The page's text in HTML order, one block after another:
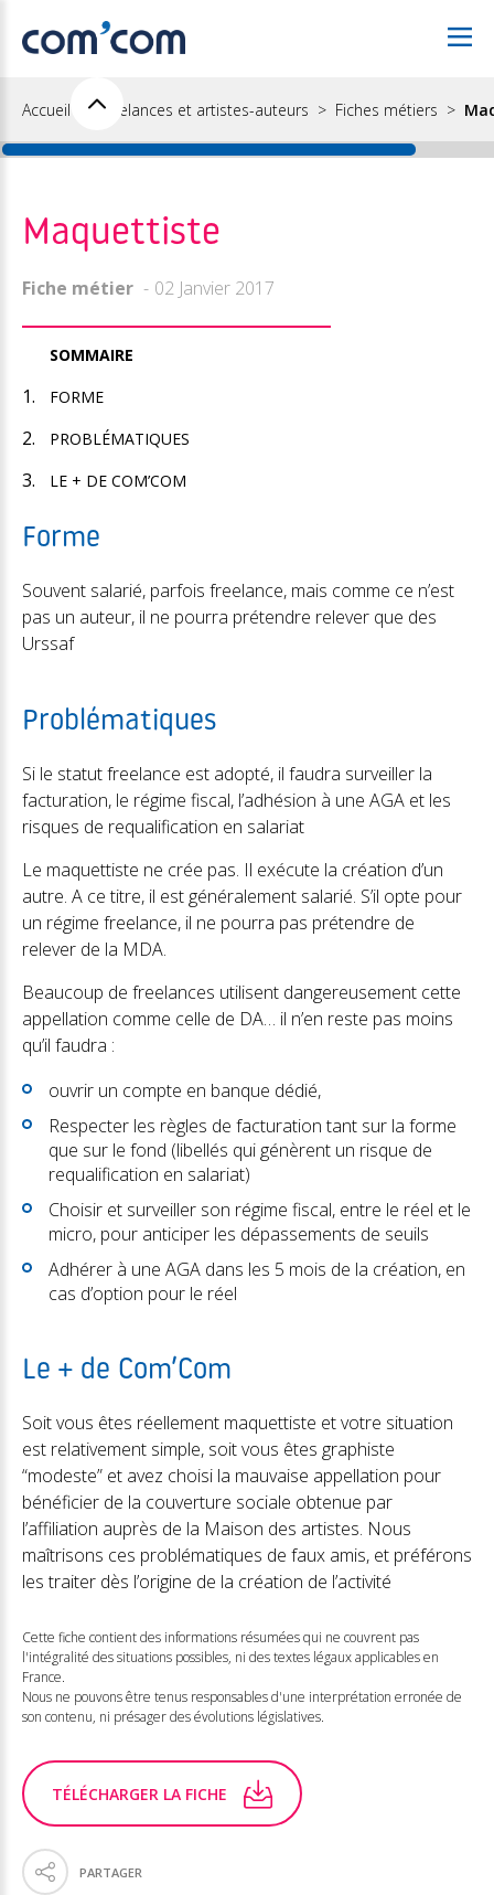
Accueil Freelances et artistes-auteurs Fiches métiers
Maquettiste
Fiche métier 02 Janvier 2017
SOMMAIRE
FORME
PROBLÉMATIQUES
LE + DE COM’COM
Forme
Souvent salarié, parfois freelance, mais comme ce n’est
pas un auteur, il ne pourra prétendre relever que des
Urssaf
Problématiques
Si le statut freelance est adopté, il faudra surveiller la
facturation, le régime fiscal, l’adhésion à une AGA et les
risques de requalification en salariat
Le maquettiste ne crée pas. Il exécute la création d’un
autre. A ce titre, il est généralement salarié. S’il opte pour
un régime freelance, il ne pourra pas prétendre de
relever de la MDA.
Beaucoup de freelances utilisent dangereusement cette
appellation comme celle de DA… il n’en reste pas moins
qu’il faudra :
ouvrir un compte en banque dédié,
Respecter les règles de facturation tant sur la forme
que sur le fond (libellés qui génèrent un risque de
requalification en salariat)
Choisir et surveiller son régime fiscal, entre le réel et le
micro, pour anticiper les dépassements de seuils
Adhérer à une AGA dans les 5 mois de la création, en
cas d’option pour le réel
Le + de Com’Com
Soit vous êtes réellement maquettiste et votre situation
est relativement simple, soit vous êtes graphiste
“modeste” et avez choisi la mauvaise appellation pour
bénéficier de la couverture sociale obtenue par
l’affiliation auprès de la Maison des artistes. Nous
maîtrisons ces problématiques de faux amis, et préférons
les traiter dès l’origine de la création de l’activité
Cette fiche contient des informations résumées qui ne couvrent pas
l'intégralité des situations possibles, ni des textes légaux applicables en
France.
Nous ne pouvons être tenus responsables d'une interprétation erronée de
son contenu, ni présager des évolutions législatives.
PARTAGER
TÉLÉCHARGER LA FICHE